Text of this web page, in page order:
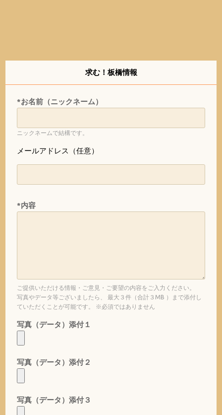
求む！板橋情報
*お名前（ニックネーム）
ニックネームで結構です。
メールアドレス（任意）
*内容
ご提供いただける情報・ご意見・ご要望の内容をご入力ください。
写真やデータ等ございましたら、 最大３件（合計３MB ）まで添付し
ていただくことが可能です。 ※必須ではありません
写真（データ）添付１
写真（データ）添付２
写真（データ）添付３